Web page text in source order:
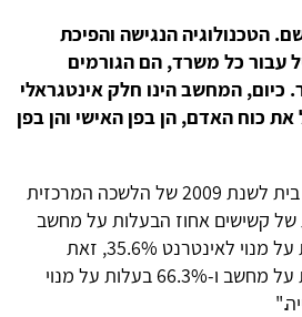
הטכנולוגיה הנגישה והפיכת
עבור כל משרד, הם הגורמים
כיום, המחשב הינו חלק אינטגראלי
את כוח האדם, הן בפן האישי והן בפן
"על פי סקר הוצאות משק בית לשנת 2009 של הלשכה המרכזית
קשישים אחוז הבעלות על מחשב
הוא 40.3% ואחוז הבעלות על מנוי לאינטרנט 35.6%, זאת
בהשוואה ל-74.4% בעלות על מחשב ו-66.3% בעלות על מנוי